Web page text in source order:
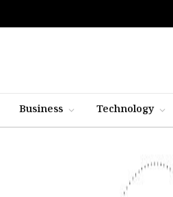
Business Technology